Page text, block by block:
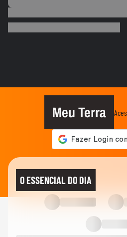
e 'lustra' taça da
Lamine Yamal
após agressão a
Adolescente
durante
COPA DO MUNDO
Torcedores
confronto com a
Meu Terra
O ESSENCIAL DO DIA